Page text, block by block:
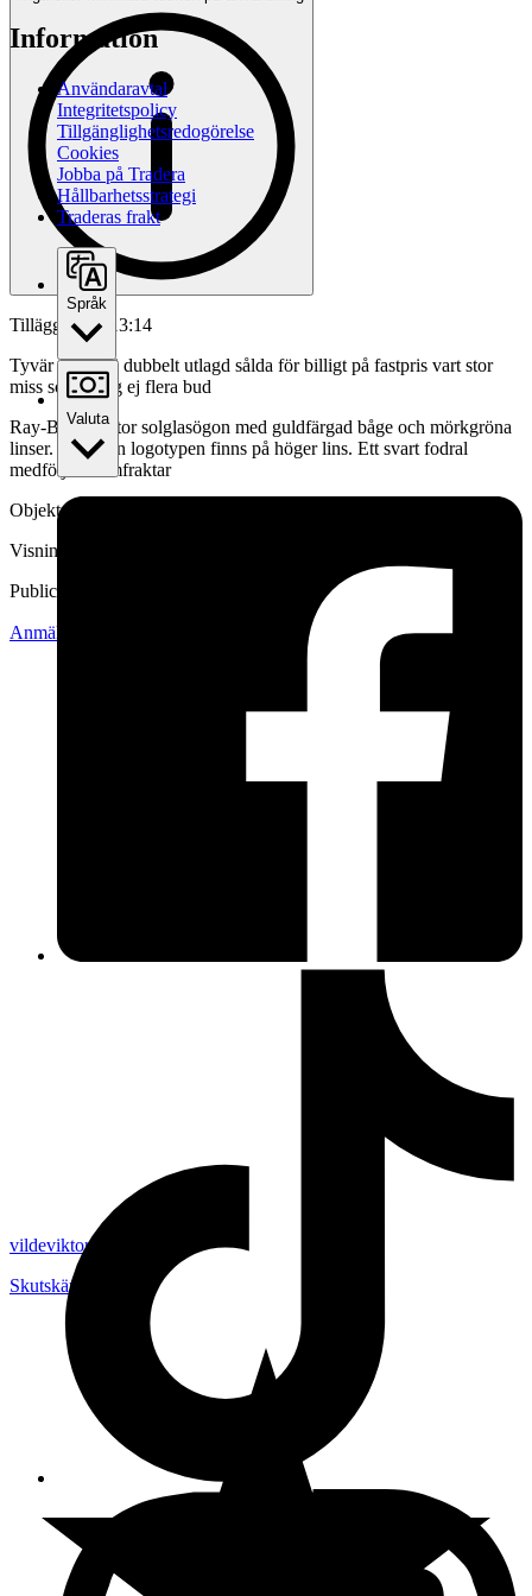
Tillägg 4 jun 13:14
Tyvär råkat bli dubbelt utlagd sålda för billigt på fastpris vart stor
miss sorry lägg ej flera bud
Ray-Ban Aviator solglasögon med guldfärgad båge och mörkgröna
linser. Ray-Ban logotypen finns på höger lins. Ett svart fodral
medföljer. Samfraktar
Objektnr
Visningar
Publicerad
Anmäl
vildeviktor
Skutskär
Information
Användaravtal
Integritetspolicy
Tillgänglighetsredogörelse
Cookies
Jobba på Tradera
Hållbarhetsstrategi
Traderas frakt
Språk
Valuta